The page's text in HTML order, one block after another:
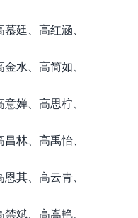
廷、高红涵、
水、高简如、
婵、高思柠、
林、高禹怡、
其、高云青、
斌、高嵩艳、